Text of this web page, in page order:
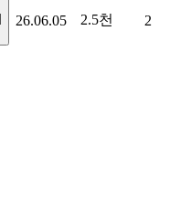
26.06.05 2.5천 2